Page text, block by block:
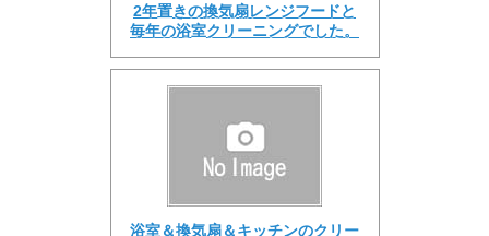
2年置きの換気扇レンジフードと
毎年の浴室クリーニングでした。
浴室＆換気扇＆キッチンのクリー